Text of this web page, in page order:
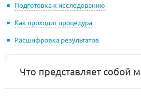
Подготовка к исследованию
Как проходит процедура
Расшифровка результатов
Что представляет собой